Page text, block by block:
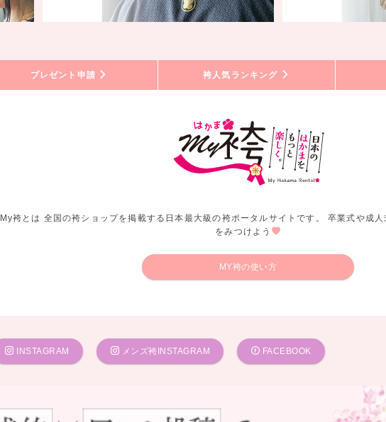
プレゼント申請 袴人気ランキング
My袴とは 全国の袴ショップを掲載する日本最大級の袴ポータルサイトです。 卒業式や成
をみつけよう
MY袴の使い方
INSTAGRAM メンズ袴INSTAGRAM FACEBOOK